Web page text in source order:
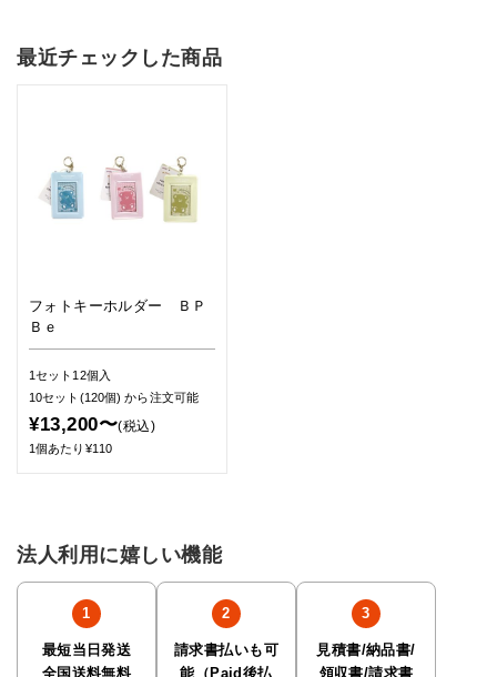
最近チェックした商品
フォトキーホルダー ＢＰ
Ｂｅ
1セット12個入
10セット(120個)から注文可能
¥13,200〜(税込)
1個あたり¥110
法人利用に嬉しい機能
最短当日発送
全国送料無料
請求書払いも可
能（Paid後払
見積書/納品書/
領収書/請求書